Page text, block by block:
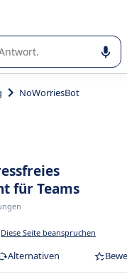
oder Auswahl
NoWorriesBot
für Teams
Diese Seite beanspruchen
Alternativen